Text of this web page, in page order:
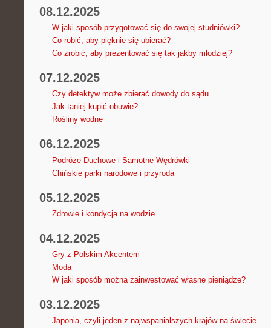
08.12.2025
W jaki sposób przygotować się do swojej studniówki?
Co robić, aby pięknie się ubierać?
Co zrobić, aby prezentować się tak jakby młodziej?
07.12.2025
Czy detektyw może zbierać dowody do sądu
Jak taniej kupić obuwie?
Rośliny wodne
06.12.2025
Podróże Duchowe i Samotne Wędrówki
Chińskie parki narodowe i przyroda
05.12.2025
Zdrowie i kondycja na wodzie
04.12.2025
Gry z Polskim Akcentem
Moda
W jaki sposób można zainwestować własne pieniądze?
03.12.2025
Japonia, czyli jeden z najwspanialszych krajów na świecie